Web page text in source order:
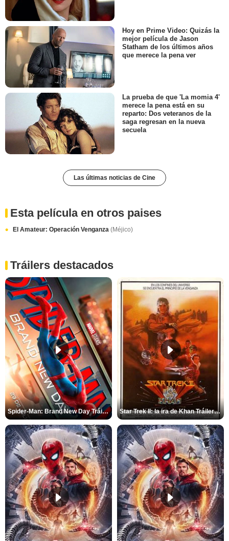
Hoy en Prime Video: Quizás la
mejor película de Jason
Statham de los últimos años
que merece la pena ver
La prueba de que 'La momia 4'
merece la pena está en su
reparto: Dos veteranos de la
saga regresan en la nueva
secuela
Las últimas noticias de Cine
Esta película en otros paises
El Amateur: Operación Venganza (Méjico)
Tráilers destacados
Spider-Man: Brand New Day Tráiler (3) Star Trek II: la ira de Khan Tráiler VO